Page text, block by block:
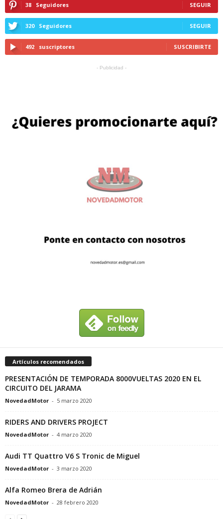
38 Seguidores SEGUIR
320 Seguidores SEGUIR
492 suscriptores SUSCRIBIRTE
- Publicidad -
Artículos recomendados
PRESENTACIÓN DE TEMPORADA 8000VUELTAS 2020 EN EL
CIRCUITO DEL JARAMA
NovedadMotor - 5 marzo 2020
RIDERS AND DRIVERS PROJECT
NovedadMotor - 4 marzo 2020
Audi TT Quattro V6 S Tronic de Miguel
NovedadMotor - 3 marzo 2020
Alfa Romeo Brera de Adrián
NovedadMotor - 28 febrero 2020